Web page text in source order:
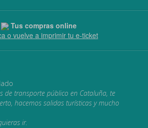
Tus compras online
o vuelve a imprimir tu e-ticket
de transporte público en Cataluña, te
hacemos salidas turísticas y mucho
ir.